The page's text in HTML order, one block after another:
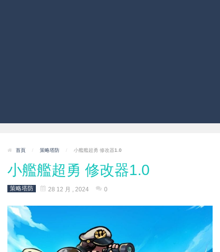
首頁 / 策略塔防 / 小艦艦超勇 修改器1.0
小艦艦超勇 修改器1.0
策略塔防 28 12 月 , 2024 0